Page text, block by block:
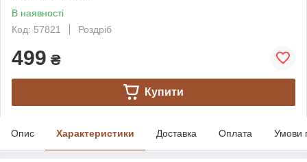
В наявності
Код: 57821
Роздріб
499 ₴
Купити
Опис Характеристики Доставка Оплата Умови